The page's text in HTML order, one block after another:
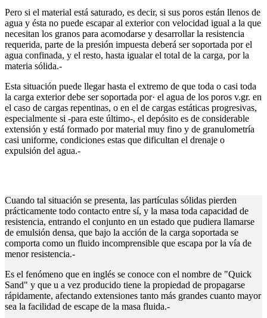
Pero si el material está saturado, es decir, si sus poros están llenos de
agua y ésta no puede escapar al exterior con velocidad igual a la que
necesitan los granos para acomodarse y desarrollar la resistencia
requerida, parte de la presión impuesta deberá ser soportada por el
agua confinada, y el resto, hasta igualar el total de la carga, por la
materia sólida.-
Esta situación puede llegar hasta el extremo de que toda o casi toda
la carga exterior debe ser soportada por· el agua de los poros v.gr. en
el caso de cargas repentinas, o en el de cargas estáticas progresivas,
especialmente si -para este último-, el depósito es de considerable
extensión y está formado por material muy fino y de granulometría
casi uniforme, condiciones estas que dificultan el drenaje o
expulsión del agua.-
Cuando tal situación se presenta, las partículas sólidas pierden
prácticamente todo contacto entre sí, y la masa toda capacidad de
resistencia, entrando el conjunto en un estado que pudiera llamarse
de emulsión densa, que bajo la acción de la carga soportada se
comporta como un fluido incomprensible que escapa por la vía de
menor resistencia.-
Es el fenómeno que en inglés se conoce con el nombre de "Quick
Sand" y que u a vez producido tiene la propiedad de propagarse
rápidamente, afectando extensiones tanto más grandes cuanto mayor
sea la facilidad de escape de la masa fluida.-